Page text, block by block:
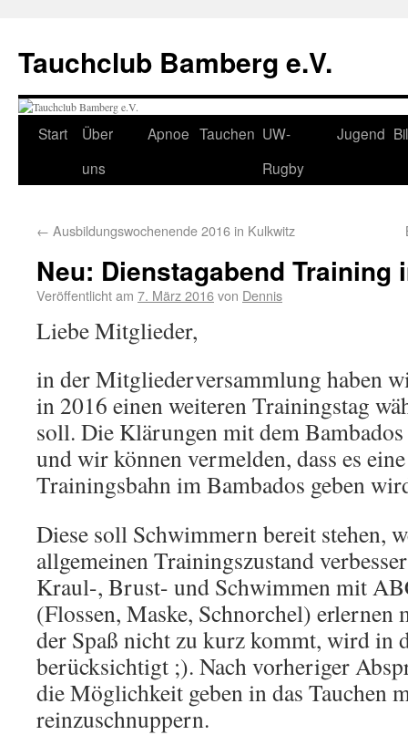
Tauchclub Bamberg e.V.
Start
Über
uns
Apnoe Tauchen UW-
Rugby
Jugend
← Ausbildungswochenende 2016 in Kulkwitz
Neu: Dienstagabend Training
Veröffentlicht am 7. März 2016von Dennis
Liebe Mitglieder,
in der Mitgliederversammlung haben
in 2016 einen weiteren Trainingstag
soll. Die Klärungen mit dem Bambados
und wir können vermelden, dass es
Trainingsbahn im Bambados geben
Diese soll Schwimmern bereit stehen,
allgemeinen Trainingszustand
Kraul-, Brust- und Schwimmen mit
(Flossen, Maske, Schnorchel) erlernen
der Spaß nicht zu kurz kommt, wird in
berücksichtigt ;). Nach vorheriger
die Möglichkeit geben in das Tauchen
reinzuschnuppern.